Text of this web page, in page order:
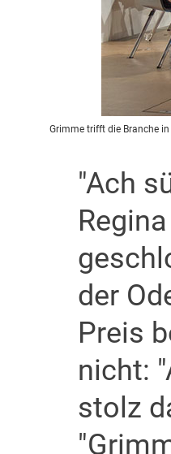
Grimme trifft die Branche
"Ach
der
Preis
nicht:
stolz